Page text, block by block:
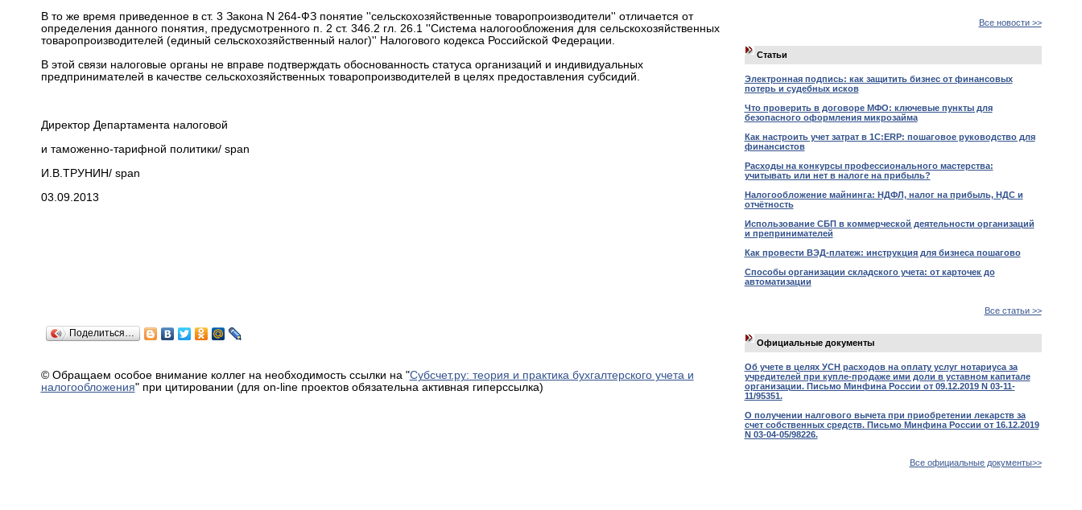
В то же время приведенное в ст. 3 Закона N 264-ФЗ понятие ''сельскохозяйственные товаропроизводители'' отличается от
определения данного понятия, предусмотренного п. 2 ст. 346.2 гл. 26.1 ''Система налогообложения для сельскохозяйственных
товаропроизводителей (единый сельскохозяйственный налог)'' Налогового кодекса Российской Федерации.
В этой связи налоговые органы не вправе подтверждать обоснованность статуса организаций и индивидуальных
предпринимателей в качестве сельскохозяйственных товаропроизводителей в целях предоставления субсидий.
Директор Департамента налоговой
и таможенно-тарифной политики/ span
И.В.ТРУНИН/ span
03.09.2013
Поделиться…
© Обращаем особое внимание коллег на необходимость ссылки на "Субсчет.ру: теория и практика бухгалтерского учета и
налогообложения" при цитировании (для on-line проектов обязательна активная гиперссылка)
Все новости >>
Статьи
Электронная подпись: как защитить бизнес от финансовых
потерь и судебных исков
Что проверить в договоре МФО: ключевые пункты для
безопасного оформления микрозайма
Как настроить учет затрат в 1С:ERP: пошаговое руководство для
финансистов
Расходы на конкурсы профессионального мастерства:
учитывать или нет в налоге на прибыль?
Налогообложение майнинга: НДФЛ, налог на прибыль, НДС и
отчётность
Использование СБП в коммерческой деятельности организаций
и препринимателей
Как провести ВЭД-платеж: инструкция для бизнеса пошагово
Способы организации складского учета: от карточек до
автоматизации
Все статьи >>
Официальные документы
Об учете в целях УСН расходов на оплату услуг нотариуса за
учредителей при купле-продаже ими доли в уставном капитале
организации. Письмо Минфина России от 09.12.2019 N 03-11-
11/95351.
О получении налгового вычета при приобретении лекарств за
счет собственных средств. Письмо Минфина России от 16.12.2019
N 03-04-05/98226.
Все официальные документы>>